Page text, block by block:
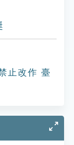
止改作 臺